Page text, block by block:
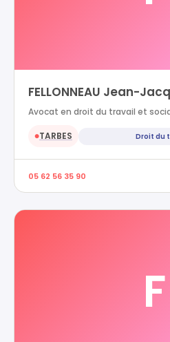
FELLONNEAU Jean-
Avocat en droit du travail et
●TARBES Droit du
05 62 56 35 90
F